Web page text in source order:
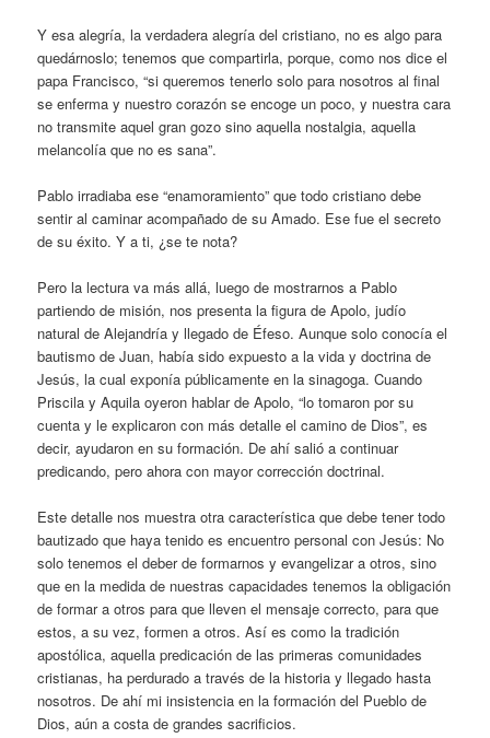
Y esa alegría, la verdadera alegría del cristiano, no es algo para
quedárnoslo; tenemos que compartirla, porque, como nos dice el
papa Francisco, “si queremos tenerlo solo para nosotros al final
se enferma y nuestro corazón se encoge un poco, y nuestra cara
no transmite aquel gran gozo sino aquella nostalgia, aquella
melancolía que no es sana”.
Pablo irradiaba ese “enamoramiento” que todo cristiano debe
sentir al caminar acompañado de su Amado. Ese fue el secreto
de su éxito. Y a ti, ¿se te nota?
Pero la lectura va más allá, luego de mostrarnos a Pablo
partiendo de misión, nos presenta la figura de Apolo, judío
natural de Alejandría y llegado de Éfeso. Aunque solo conocía el
bautismo de Juan, había sido expuesto a la vida y doctrina de
Jesús, la cual exponía públicamente en la sinagoga. Cuando
Priscila y Aquila oyeron hablar de Apolo, “lo tomaron por su
cuenta y le explicaron con más detalle el camino de Dios”, es
decir, ayudaron en su formación. De ahí salió a continuar
predicando, pero ahora con mayor corrección doctrinal.
Este detalle nos muestra otra característica que debe tener todo
bautizado que haya tenido es encuentro personal con Jesús: No
solo tenemos el deber de formarnos y evangelizar a otros, sino
que en la medida de nuestras capacidades tenemos la obligación
de formar a otros para que lleven el mensaje correcto, para que
estos, a su vez, formen a otros. Así es como la tradición
apostólica, aquella predicación de las primeras comunidades
cristianas, ha perdurado a través de la historia y llegado hasta
nosotros. De ahí mi insistencia en la formación del Pueblo de
Dios, aún a costa de grandes sacrificios.